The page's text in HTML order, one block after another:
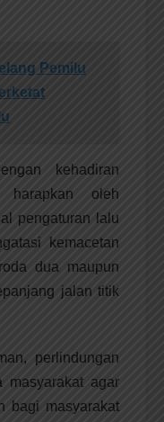
Pemilu
kehadiran
oleh
pengaturan lalu
kemacetan
dua maupun
jalan titik
perlindungan
masyarakat agar
bagi masyarakat